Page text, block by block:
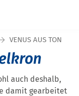
VENUS AUS TON
auch deshalb,
damit gearbeitet